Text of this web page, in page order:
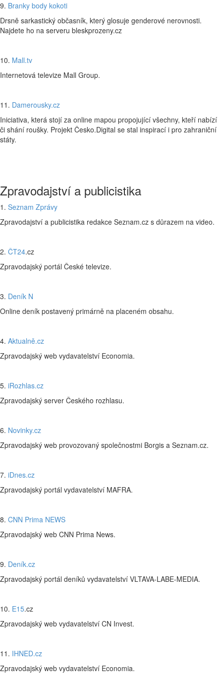
9. Branky body kokoti
Drsně sarkastický občasník, který glosuje genderové nerovnosti.
Najdete ho na serveru bleskprozeny.cz
10. Mall.tv
Internetová televize Mall Group.
11. Damerousky.cz
Iniciativa, která stojí za online mapou propojující všechny, kteří nabízí
či shání roušky. Projekt Česko.Digital se stal inspirací i pro zahraniční
státy.
Zpravodajství a publicistika
1. Seznam Zprávy
Zpravodajství a publicistika redakce Seznam.cz s důrazem na video.
2. ČT24.cz
Zpravodajský portál České televize.
3. Deník N
Online deník postavený primárně na placeném obsahu.
4. Aktualně.cz
Zpravodajský web vydavatelství Economia.
5. iRozhlas.cz
Zpravodajský server Českého rozhlasu.
6. Novinky.cz
Zpravodajský web provozovaný společnostmi Borgis a Seznam.cz.
7. iDnes.cz
Zpravodajský portál vydavatelství MAFRA.
8. CNN Prima NEWS
Zpravodajský web CNN Prima News.
9. Deník.cz
Zpravodajský portál deníků vydavatelství VLTAVA-LABE-MEDIA.
10. E15.cz
Zpravodajský web vydavatelství CN Invest.
11. IHNED.cz
Zpravodajský web vydavatelství Economia.